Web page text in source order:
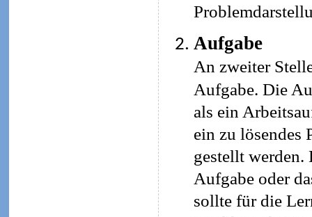
Aufgabe
An zweiter
Aufgabe. Die
als ein
ein zu lösendes
gestellt werden.
Aufgabe oder
sollte für die